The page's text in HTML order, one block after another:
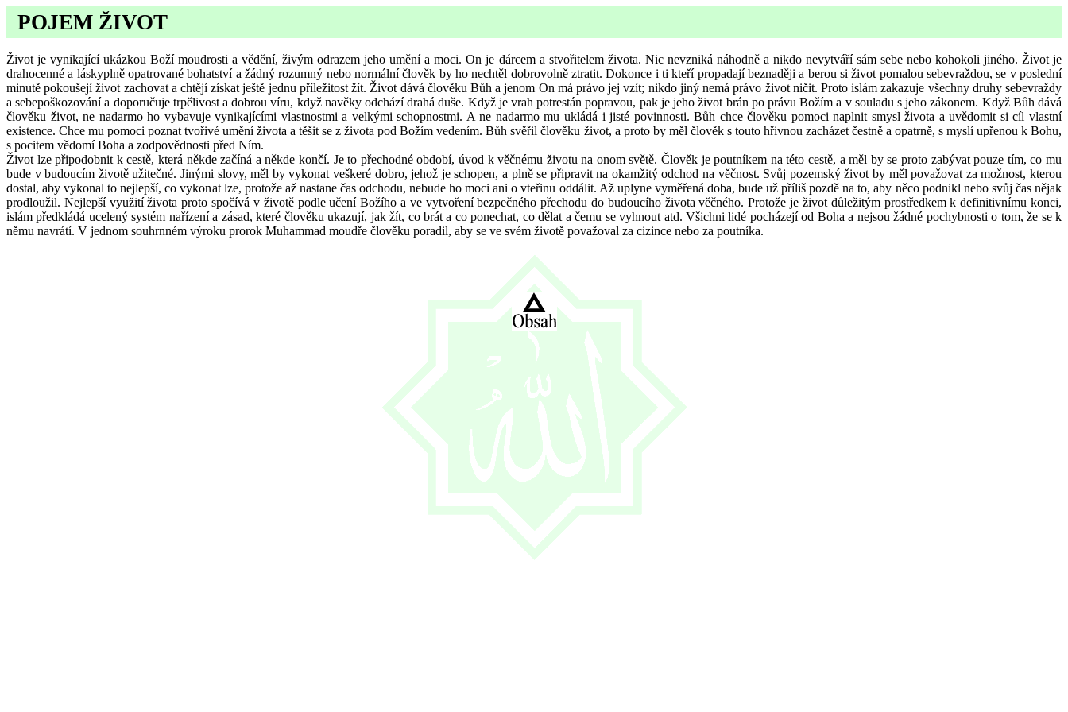
POJEM ŽIVOT
Život je vynikající ukázkou Boží moudrosti a vědění, živým odrazem jeho umění a moci. On je dárcem a stvořitelem života. Nic nevzniká náhodně a nikdo nevytváří sám sebe nebo kohokoli jiného. Život je
drahocenné a láskyplně opatrované bohatství a žádný rozumný nebo normální člověk by ho nechtěl dobrovolně ztratit. Dokonce i ti kteří propadají beznaději a berou si život pomalou sebevraždou, se v poslední
minutě pokoušejí život zachovat a chtějí získat ještě jednu příležitost žít. Život dává člověku Bůh a jenom On má právo jej vzít; nikdo jiný nemá právo život ničit. Proto islám zakazuje všechny druhy sebevraždy
a sebepoškozování a doporučuje trpělivost a dobrou víru, když navěky odchází drahá duše. Když je vrah potrestán popravou, pak je jeho život brán po právu Božím a v souladu s jeho zákonem. Když Bůh dává
člověku život, ne nadarmo ho vybavuje vynikajícími vlastnostmi a velkými schopnostmi. A ne nadarmo mu ukládá i jisté povinnosti. Bůh chce člověku pomoci naplnit smysl života a uvědomit si cíl vlastní
existence. Chce mu pomoci poznat tvořivé umění života a těšit se z života pod Božím vedením. Bůh svěřil člověku život, a proto by měl člověk s touto hřivnou zacházet čestně a opatrně, s myslí upřenou k Bohu,
s pocitem vědomí Boha a zodpovědnosti před Ním.
Život lze připodobnit k cestě, která někde začíná a někde končí. Je to přechodné období, úvod k věčnému životu na onom světě. Člověk je poutníkem na této cestě, a měl by se proto zabývat pouze tím, co mu
bude v budoucím životě užitečné. Jinými slovy, měl by vykonat veškeré dobro, jehož je schopen, a plně se připravit na okamžitý odchod na věčnost. Svůj pozemský život by měl považovat za možnost, kterou
dostal, aby vykonal to nejlepší, co vykonat lze, protože až nastane čas odchodu, nebude ho moci ani o vteřinu oddálit. Až uplyne vyměřená doba, bude už příliš pozdě na to, aby něco podnikl nebo svůj čas nějak
prodloužil. Nejlepší využití života proto spočívá v životě podle učení Božího a ve vytvoření bezpečného přechodu do budoucího života věčného. Protože je život důležitým prostředkem k definitivnímu konci,
islám předkládá ucelený systém nařízení a zásad, které člověku ukazují, jak žít, co brát a co ponechat, co dělat a čemu se vyhnout atd. Všichni lidé pocházejí od Boha a nejsou žádné pochybnosti o tom, že se k
němu navrátí. V jednom souhrnném výroku prorok Muhammad moudře člověku poradil, aby se ve svém životě považoval za cizince nebo za poutníka.